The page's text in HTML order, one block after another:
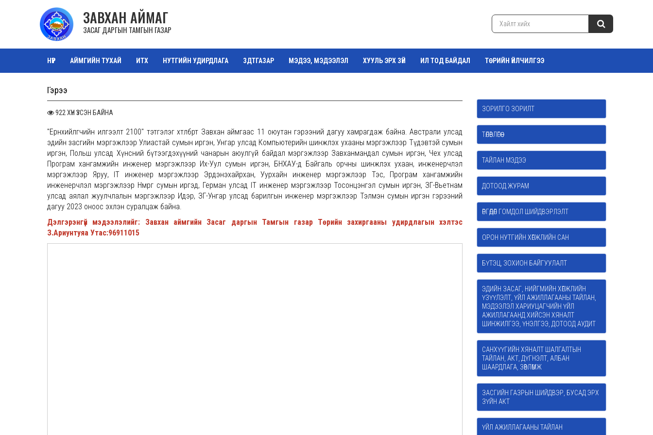
ЗАВХАН АЙМАГ
ЗАСАГ ДАРГЫН ТАМГЫН ГАЗАР
НҮҮР АЙМГИЙН ТУХАЙ ИТХ НУТГИЙН УДИРДЛАГА ЗДТГАЗАР МЭДЭЭ, МЭДЭЭЛЭЛ ХУУЛЬ ЭРХ ЗҮЙ ИЛ ТОД БАЙДАЛ ТӨРИЙН ҮЙЛЧИЛГЭЭ
Гэрээ
922 ХҮН ҮЗСЭН БАЙНА
"Ерөнхийлөгчийн илгээлт 2100" тэтгэлэг хөтөлбөрт Завхан аймгаас 11 оюутан гэрээний дагуу хамрагдаж байна. Австрали улсад
эдийн засгийн мэргэжлээр Улиастай сумын иргэн, Унгар улсад Компьютерийн шинжлэх ухааны мэргэжлээр Түдэвтэй сумын
иргэн, Польш улсад Хүнсний бүтээгдэхүүний чанарын аюулгүй байдал мэргэжлээр Завханмандал сумын иргэн, Чех улсад
Програм хангамжийн инженер мэргэжлээр Их-Уул сумын иргэн, БНХАУ-д Байгаль орчны шинжлэх ухаан, инженерчлэл
мэргэжлээр Яруу, IT инженер мэргэжлээр Эрдэнэхайрхан, Уурхайн инженер мэргэжлээр Тэс, Програм хангамжийн
инженерчлэл мэргэжлээр Нөмрөг сумын иргэд, Герман улсад IT инженер мэргэжлээр Тосонцэнгэл сумын иргэн, ЗГ-Вьетнам
улсад аялал жуулчлалын мэргэжлээр Идэр, ЗГ-Унгар улсад барилгын инженер мэргэжлээр Тэлмэн сумын иргэн гэрээний
дагуу 2023 оноос эхлэн суралцаж байна.
Дэлгэрэнгүй мэдээлэлийг: Завхан аймгийн Засаг даргын Тамгын газар Төрийн захиргааны удирдлагын хэлтэс
З.Ариунтуяа Утас:96911015
ЗОРИЛГО ЗОРИЛТ
ТӨЛӨВЛӨГӨӨ
ТАЙЛАН МЭДЭЭ
ДОТООД ЖУРАМ
ӨРГӨДӨЛ ГОМДОЛ ШИЙДВЭРЛЭЛТ
ОРОН НУТГИЙН ХӨГЖЛИЙН САН
БҮТЭЦ, ЗОХИОН БАЙГУУЛАЛТ
ЭДИЙН ЗАСАГ, НИЙГМИЙН ХӨГЖЛИЙН
ҮЗҮҮЛЭЛТ, ҮЙЛ АЖИЛЛАГААНЫ ТАЙЛАН,
МЭДЭЭЛЭЛ ХАРИУЦАГЧИЙН ҮЙЛ
АЖИЛЛАГААНД ХИЙСЭН ХЯНАЛТ
ШИНЖИЛГЭЭ, ҮНЭЛГЭЭ, ДОТООД АУДИТ
САНХҮҮГИЙН ХЯНАЛТ ШАЛГАЛТЫН
ТАЙЛАН, АКТ, ДҮГНЭЛТ, АЛБАН
ШААРДЛАГА, ЗӨВЛӨМЖ
ЗАСГИЙН ГАЗРЫН ШИЙДВЭР, БУСАД ЭРХ
ЗҮЙН АКТ
ҮЙЛ АЖИЛЛАГААНЫ ТАЙЛАН